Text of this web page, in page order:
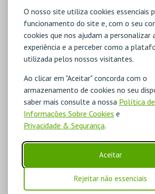
O nosso site utiliza cookies essenciais
funcionamento do site e, com o seu
cookies que nos ajudam a personalizar
experiência e a perceber como a
utilizada pelos nossos visitantes.
Ao clicar em "Aceitar" concorda com o
armazenamento de cookies no seu
saber mais consulte a nossa Política
Informações Sobre Cookies e
Privacidade & Segurança.
Aceitar
Rejeitar não essenciais